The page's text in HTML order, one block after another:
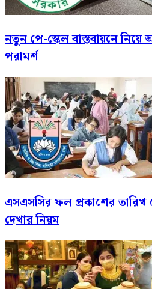
নতুন পে-স্কেল বাস্তবায়নে
পরামর্শ
এসএসসির ফল প্রকাশের
দেখার নিয়ম